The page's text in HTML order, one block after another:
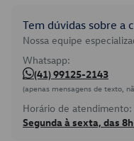
Tem dúvidas sobre a
Nossa equipe
Whatsapp:
(41) 99125-2143
(apenas mensagens de texto,
Horário de atendimento:
Segunda à sexta, das